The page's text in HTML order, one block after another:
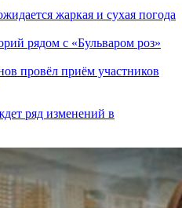
жаркая и сухая погода
рядом с «Бульваром роз»
провёл приём участников
ряд изменений в